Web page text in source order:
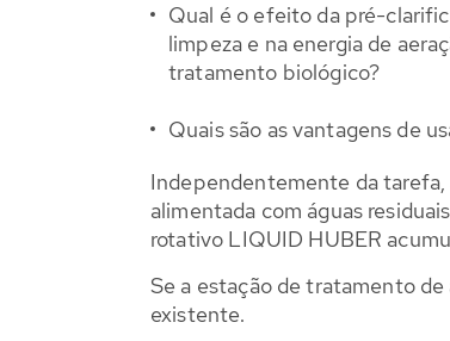
Qual é o efeito da pré-
limpeza e na energia de
tratamento biológico?
Quais são as vantagens de
Independentemente da
alimentada com águas
rotativo LIQUID HUBER
Se a estação de tratamento
existente.